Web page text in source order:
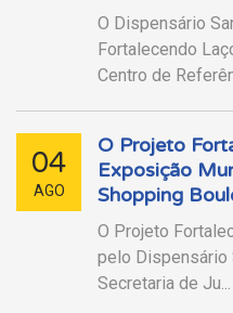
O Dispensário
Fortalecendo
Centro de
04
AGO
O Projeto
Exposição
Shopping
O Projeto
pelo Dispensário
Secretaria de Ju...